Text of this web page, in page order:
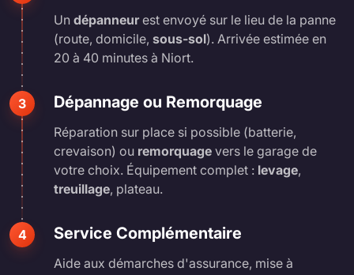
Un dépanneurest envoyé sur le lieu de la panne
(route, domicile, sous-sol). Arrivée estimée en
20 à 40 minutes à Niort.
3 Dépannage ou Remorquage
Réparation sur place si possible (batterie,
crevaison) ou remorquage vers le garage de
votre choix. Équipement complet : levage,
treuillage, plateau.
4 Service Complémentaire
Aide aux démarches d'assurance, mise à